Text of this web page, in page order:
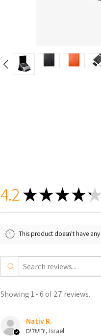
4.2 ★★★★★
This product doesn't have
Showing 1 - 6 of 27 reviews.
Nativ R.
ירושלים, Israel